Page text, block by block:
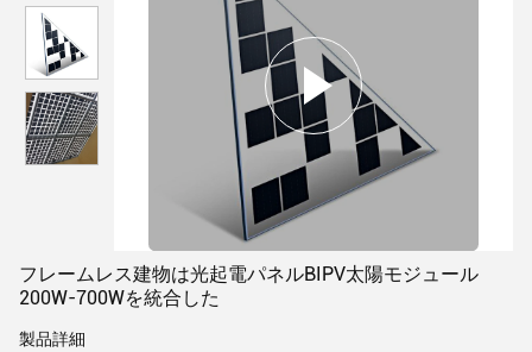
フレームレス建物は光起電パネルBIPV太陽モジュール
200W-700Wを統合した
製品詳細